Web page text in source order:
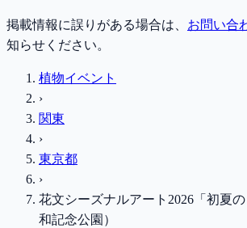
掲載情報に誤りがある場合は、 お問い合
知らせください。
植物イベント
›
関東
›
東京都
›
花文シーズナルアート2026「初夏
和記念公園）